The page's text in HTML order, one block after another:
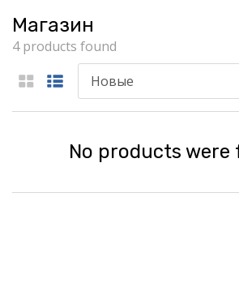
Магазин
4 products found
No products were